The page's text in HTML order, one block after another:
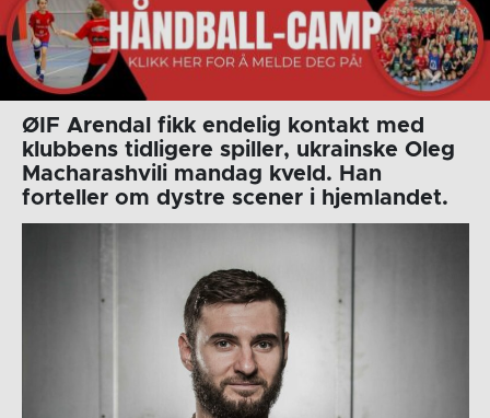
ØIF Arendal fikk endelig kontakt med
klubbens tidligere spiller, ukrainske Oleg
Macharashvili mandag kveld. Han
forteller om dystre scener i hjemlandet.